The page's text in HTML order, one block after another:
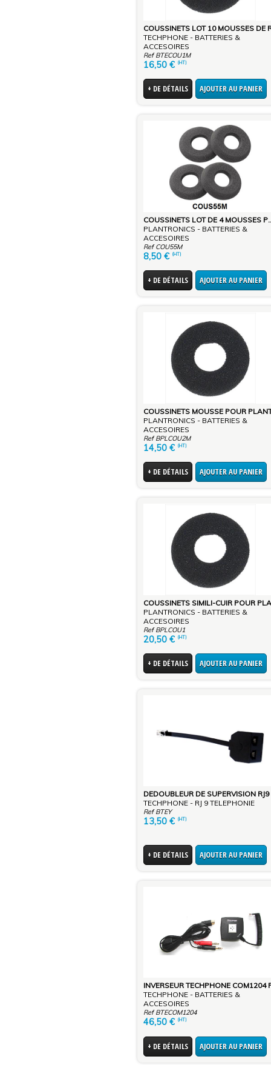
TECHPHONE - BATTERIES &
ACCESOIRES
Ref BTECOU1M
16,50 € (HT)
+ DE DÉTAILS AJOUTER AU PANIER
COUSSINETS LOT DE 4
PLANTRONICS - BATTERIES &
ACCESOIRES
Ref COU55M
8,50 € (HT)
+ DE DÉTAILS AJOUTER AU PANIER
PLANTRONICS - BATTERIES &
ACCESOIRES
Ref BPLCOU2M
14,50 € (HT)
+ DE DÉTAILS AJOUTER AU PANIER
PLANTRONICS - BATTERIES &
ACCESOIRES
Ref BPLCOU1
20,50 € (HT)
+ DE DÉTAILS AJOUTER AU PANIER
TECHPHONE - RJ 9 TELEPHONIE
Ref BTEY
13,50 € (HT)
+ DE DÉTAILS AJOUTER AU PANIER
TECHPHONE - BATTERIES &
ACCESOIRES
Ref BTECOM1204
46,50 € (HT)
+ DE DÉTAILS AJOUTER AU PANIER